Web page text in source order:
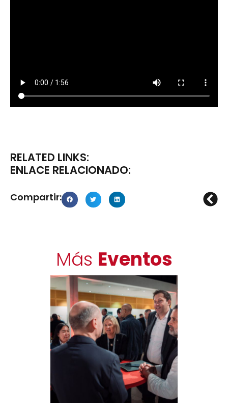
RELATED LINKS:
ENLACE RELACIONADO:
Compartir:
Más Eventos